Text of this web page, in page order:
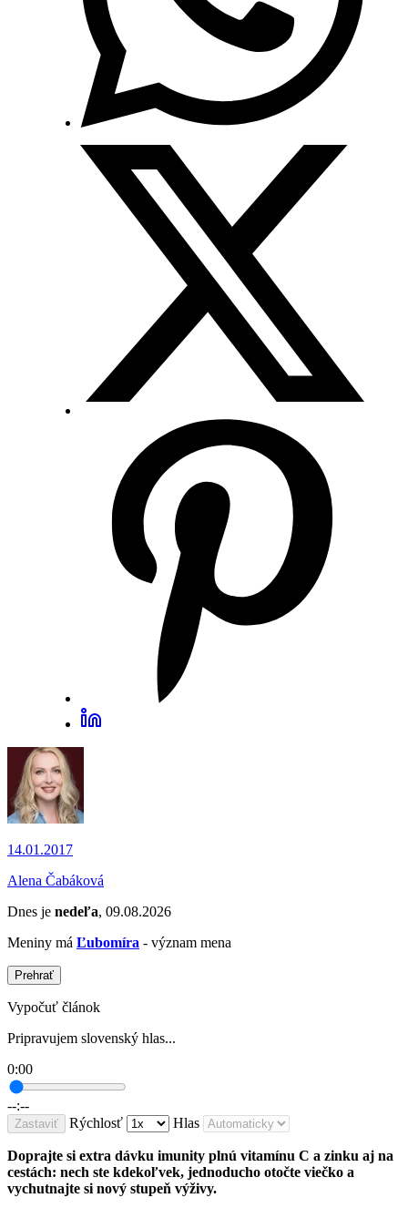
14.01.2017
Alena Čabáková
Dnes je nedeľa, 09.08.2026
Meniny má Ľubomíra - význam mena
Prehrať
Vypočuť článok
Pripravujem slovenský hlas...
0:00
--:--
Zastaviť Rýchlosť Hlas
Doprajte si extra dávku imunity plnú vitamínu C a zinku aj na
cestách: nech ste kdekoľvek, jednoducho otočte viečko a
vychutnajte si nový stupeň výživy.